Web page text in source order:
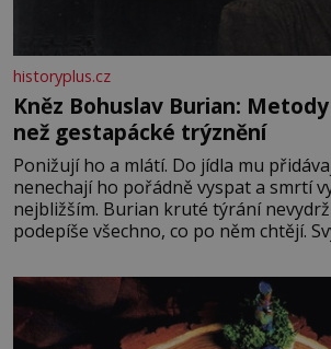
historyplus.cz
Kněz Bohuslav Burian:
než gestapácké trýznění
Ponižují ho a mlátí. Do jídla mu
nenechají ho pořádně vyspat a smrtí
nejbližším. Burian kruté týrání
podepíše všechno, co po něm chtějí.
fyzický ani psychický nátlak. Syn
chce být knězem a